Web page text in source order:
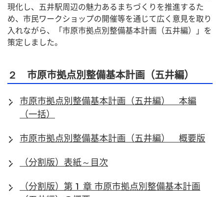
現化し、五井駅周辺の魅力あるまちづくりを推進するた
め、市民ワークショップの開催等を通じて広く意見を取り
入れながら、「市原市拠点別整備基本計画（五井編）」を
策定しました。
２ 市原市拠点別整備基本計画（五井編）
市原市拠点別整備基本計画（五井編） 本編
（一括）
市原市拠点別整備基本計画（五井編） 概要版
（分割版）表紙～目次
（分割版）第 1 章 市原市拠点別整備基本計画